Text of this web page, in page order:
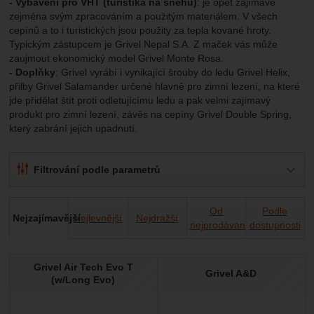
návštěv a zdroje návštěv našich internetových stránek.
Data získaná pomocí těchto cookies zpracováváme
souhrnně a anonymně, takže nejsme schopni identifikovat
konkrétní uživatele našeho webu.
Marketingové
Marketingové- abychom vás neobtěžovali nevhodnou
reklamou.
Povoleno
Zobrazit
Marketingové cookies používáme my nebo naši partneři,
abychom vám mohli zobrazit vhodné obsahy nebo reklamy
jak na našich stránkách, tak na stránkách třetích stran.
- Vybavení pro VHT (turistika na sněhu): je opět zajímavé
zejména svým zpracováním a použitým materiálem. V všech
cepínů a to i turistických jsou použity za tepla kované hroty.
Typickým zástupcem je Grivel Nepal S.A. Z maček vás může
zaujmout ekonomický model Grivel Monte Rosa.
- Doplňky: Grivel vyrábí i vynikající šrouby do ledu Grivel Helix,
přilby Grivel Salamander určené hlavně pro zimní lezení, na které
jde přidělat štít proti odletujícímu ledu a pak velmi zajímavý
produkt pro zimní lezení, závěs na cepíny Grivel Double Spring,
který zabrání jejich upadnutí.
Filtrování podle parametrů
Doporučujeme Ultralight
NejzajímavějšíNejlevnější Nejdražší
Od
nejprodávanějších
Podle
dostupnosti
Grivel Air Tech Evo T
(w/Long Evo)
Grivel A&D